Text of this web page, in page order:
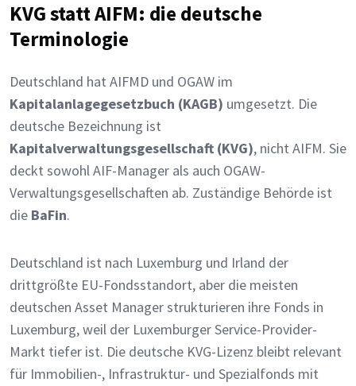
KVG statt AIFM: die deutsche
Terminologie
Deutschland hat AIFMD und OGAW im
Kapitalanlagegesetzbuch (KAGB) umgesetzt. Die
deutsche Bezeichnung ist
Kapitalverwaltungsgesellschaft (KVG), nicht AIFM. Sie
deckt sowohl AIF-Manager als auch OGAW-
Verwaltungsgesellschaften ab. Zuständige Behörde ist
die BaFin.
Deutschland ist nach Luxemburg und Irland der
drittgrößte EU-Fondsstandort, aber die meisten
deutschen Asset Manager strukturieren ihre Fonds in
Luxemburg, weil der Luxemburger Service-Provider-
Markt tiefer ist. Die deutsche KVG-Lizenz bleibt relevant
für Immobilien-, Infrastruktur- und Spezialfonds mit